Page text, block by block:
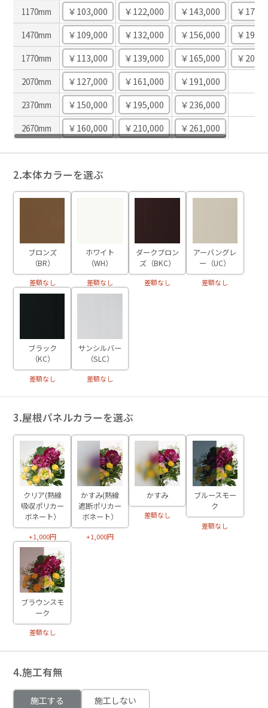
1170mm ￥103,000 ￥122,000 ￥143,000 ￥
1470mm ￥109,000 ￥132,000 ￥156,000 ￥
1770mm ￥113,000 ￥139,000 ￥165,000 ￥
2070mm ￥127,000 ￥161,000 ￥191,000
2370mm ￥150,000 ￥195,000 ￥236,000
2670mm ￥160,000 ￥210,000 ￥261,000
2.本体カラーを選ぶ
ブロンズ
（BR）
差額なし
ホワイト
（WH）
差額なし
ダークブロン
ズ（BKC）
差額なし
アーバングレ
ー（UC）
差額なし
ブラック
（KC）
差額なし
サンシルバー
（SLC）
差額なし
3.屋根パネルカラーを選ぶ
クリア(熱線
吸収ポリカー
ボネート）
+1,000円
かすみ(熱線
遮断ポリカー
ボネート）
+1,000円
かすみ
差額なし
ブルースモー
ク
差額なし
ブラウンスモ
ーク
差額なし
4.施工有無
施工する 施工しない